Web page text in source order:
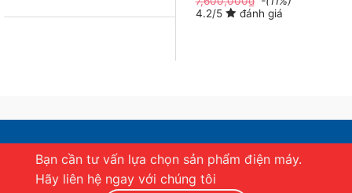
*Hình ảnh chỉ mang tính chất minh họa
Smart Tivi QLED Samsung 4K 65 inch QA65Q60D
4.2/5
đánh giá
Bạn cần tư vấn lựa chọn sản phẩm điện máy.
Hãy liên hệ ngay với chúng tôi